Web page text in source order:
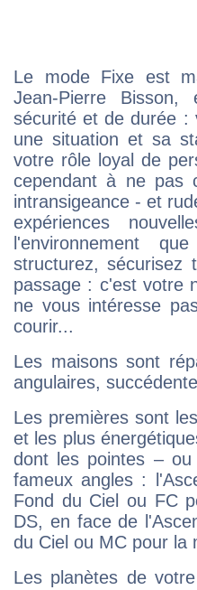
Le mode Fixe est
Jean-Pierre
sécurité et de durée :
une situation et sa
votre rôle loyal de
cependant à ne pas
intransigeance - et
expériences
l'environnement
structurez, sécurisez
passage : c'est votre
ne vous intéresse
courir...
Les maisons sont
angulaires,
Les premières sont
et les plus
dont les pointes –
fameux angles :
Fond du Ciel ou FC
DS, en face de
du Ciel ou MC pour la
Les planètes de